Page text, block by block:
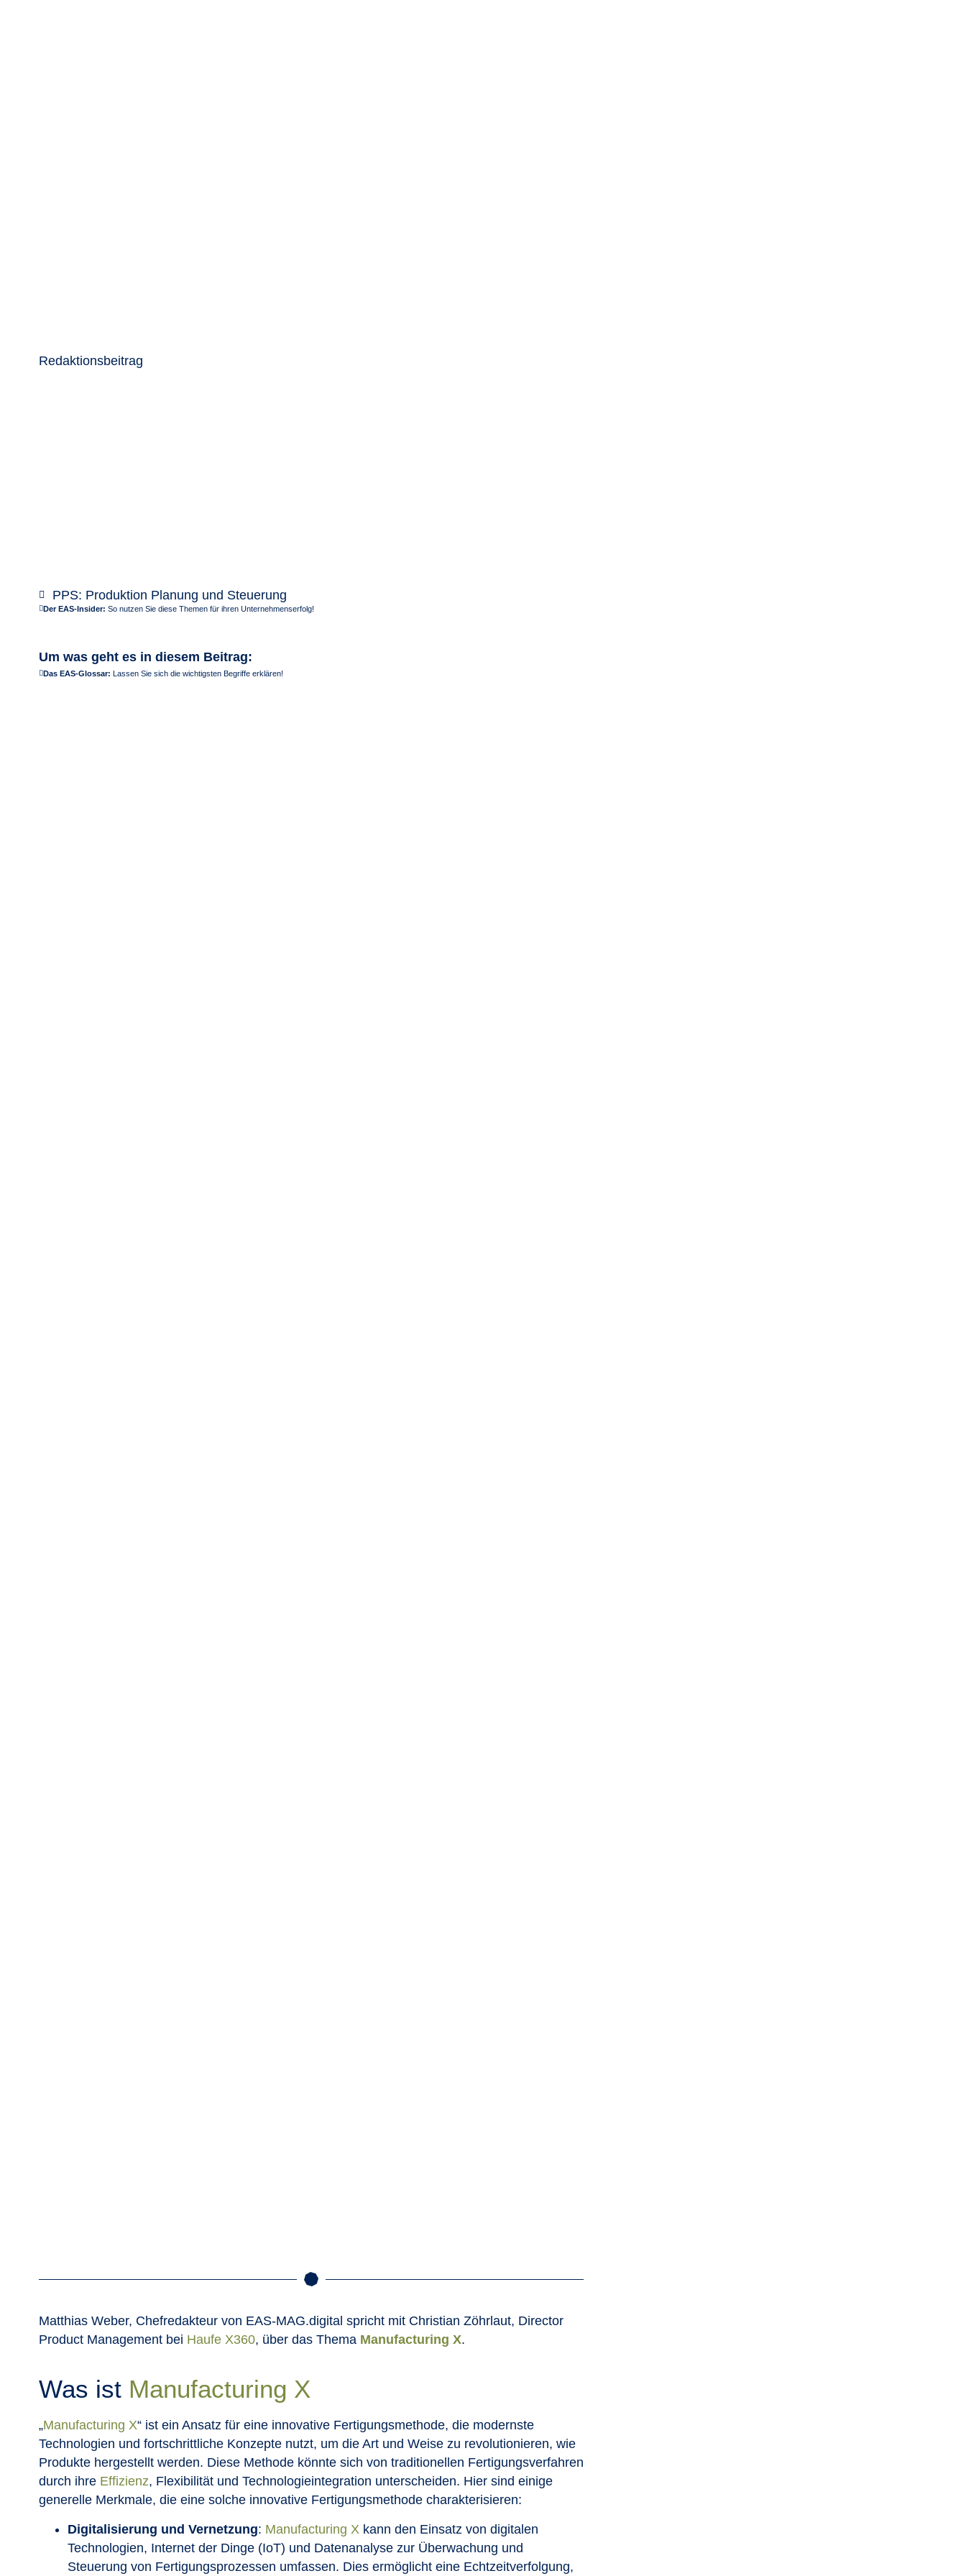
Redaktionsbeitrag
PPS: Produktion Planung und Steuerung
Der EAS-Insider: So nutzen Sie diese Themen für ihren Unternehmenserfolg!
Um was geht es in diesem Beitrag:
Das EAS-Glossar: Lassen Sie sich die wichtigsten Begriffe erklären!
Matthias Weber, Chefredakteur von EAS-MAG.digital spricht mit Christian Zöhrlaut, Director
Product Management bei Haufe X360, über das Thema Manufacturing X.
Was ist Manufacturing X
„Manufacturing X“ ist ein Ansatz für eine innovative Fertigungsmethode, die modernste
Technologien und fortschrittliche Konzepte nutzt, um die Art und Weise zu revolutionieren, wie
Produkte hergestellt werden. Diese Methode könnte sich von traditionellen Fertigungsverfahren
durch ihre Effizienz, Flexibilität und Technologieintegration unterscheiden. Hier sind einige
generelle Merkmale, die eine solche innovative Fertigungsmethode charakterisieren:
Digitalisierung und Vernetzung: Manufacturing X kann den Einsatz von digitalen
Technologien, Internet der Dinge (IoT) und Datenanalyse zur Überwachung und
Steuerung von Fertigungsprozessen umfassen. Dies ermöglicht eine Echtzeitverfolgung,